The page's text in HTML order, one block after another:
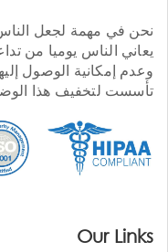
نحن في مهمة لجعل
يعاني الناس يوميا من
وعدم إمكانية الوصول
تأسست لتخفيف هذا
Our Links